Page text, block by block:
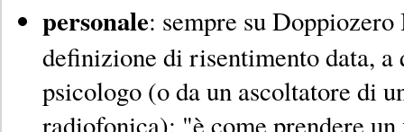
personale: sempre su
definizione di risentimento data, a
psicologo (o da un ascoltatore di
radiofonica): "è come prendere un